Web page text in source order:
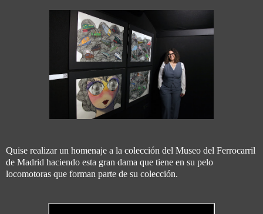
Quise realizar un homenaje a la colección del Museo del Ferrocarril
de Madrid haciendo esta gran dama que tiene en su pelo
locomotoras que forman parte de su colección.